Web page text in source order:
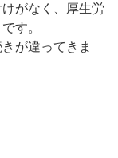
がなく、厚生労
す。
が違ってきま